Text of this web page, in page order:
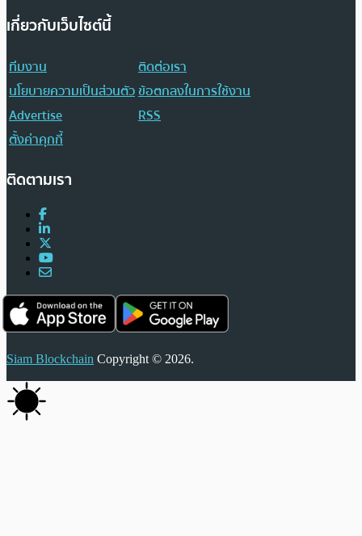
เกี่ยวกับเว็บไซต์นี้
ทีมงาน
ติดต่อเรา
นโยบายความเป็นส่วนตัวข้อตกลงในการใช้งาน
Advertise
RSS
ตั้งค่าคุกกี้
ติดตามเรา
Siam Blockchain Copyright © 2026.